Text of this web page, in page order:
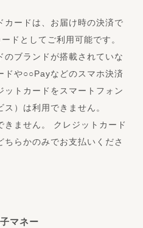
カードは、お届け時の決済で
ドとしてご利用可能です。
のブランドが搭載されていな
ドや○○Payなどのスマホ決済
ットカードをスマートフォン
ス）は利用できません。
きません。 クレジットカード
ちらかのみでお支払いくださ
マネー